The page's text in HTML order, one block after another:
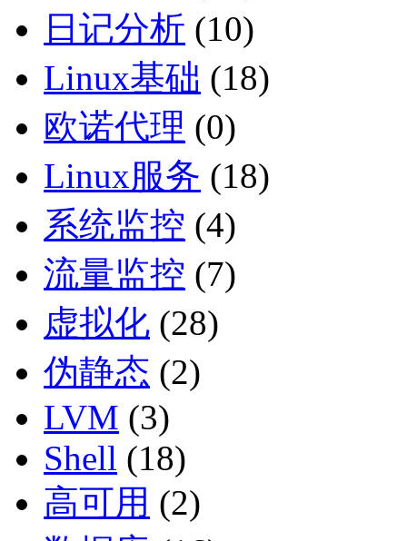
日记分析 (10)
Linux基础 (18)
欧诺代理 (0)
Linux服务 (18)
系统监控 (4)
流量监控 (7)
虚拟化 (28)
伪静态 (2)
LVM (3)
Shell (18)
高可用 (2)